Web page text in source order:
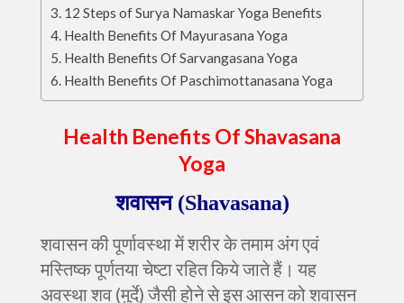
12 Steps of Surya Namaskar Yoga Benefits
Health Benefits Of Mayurasana Yoga
Health Benefits Of Sarvangasana Yoga
Health Benefits Of Paschimottanasana Yoga
Health Benefits Of Shavasana
Yoga
शवासन (Shavasana)
शवासन की पूर्णावस्था में शरीर के तमाम अंग एवं
मस्तिष्क पूर्णतया चेष्टा रहित किये जाते हैं। यह
अवस्था शव (मुर्दे) जैसी होने से इस आसन को शवासन